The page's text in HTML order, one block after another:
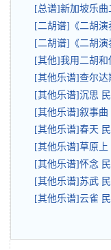
[总谱]新加坡乐
[二胡谱]《二胡演
[二胡谱]《二胡演
[其他]我用二胡和
[其他乐谱]查尔
[其他乐谱]沉思
[其他乐谱]叙事
[其他乐谱]春天
[其他乐谱]草原
[其他乐谱]怀念
[其他乐谱]苏武
[其他乐谱]云雀